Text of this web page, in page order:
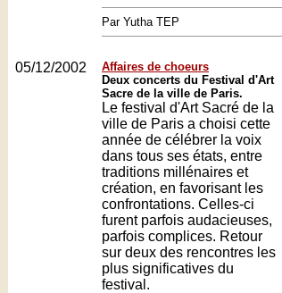
Par Yutha TEP
05/12/2002
Affaires de choeurs
Deux concerts du Festival d'Art
Sacre de la ville de Paris.
Le festival d'Art Sacré de la
ville de Paris a choisi cette
année de célébrer la voix
dans tous ses états, entre
traditions millénaires et
création, en favorisant les
confrontations. Celles-ci
furent parfois audacieuses,
parfois complices. Retour
sur deux des rencontres les
plus significatives du
festival.